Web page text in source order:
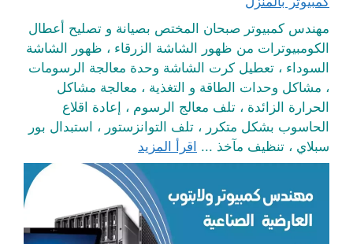
مهندس كمبيوتر صبحان المختص بصيانة و تصليح أعطال
الكومبيوترات من ظهور الشاشة الزرقاء ، ظهور الشاشة
السوداء ، تعطيل كرت الشاشة وحدة معالجة الرسومات
، مشاكل وحدات الطاقة و التغذية ، معالجة مشاكل
الحرارة الزائدة ، تلف معالج الرسوم ، إعادة اقلاع
الحاسوب بشكل متكرر ، تلف التوانزستور ، استبدال بور
سبلاي ، تنظيف مآخذ ... اقرأ المزيد